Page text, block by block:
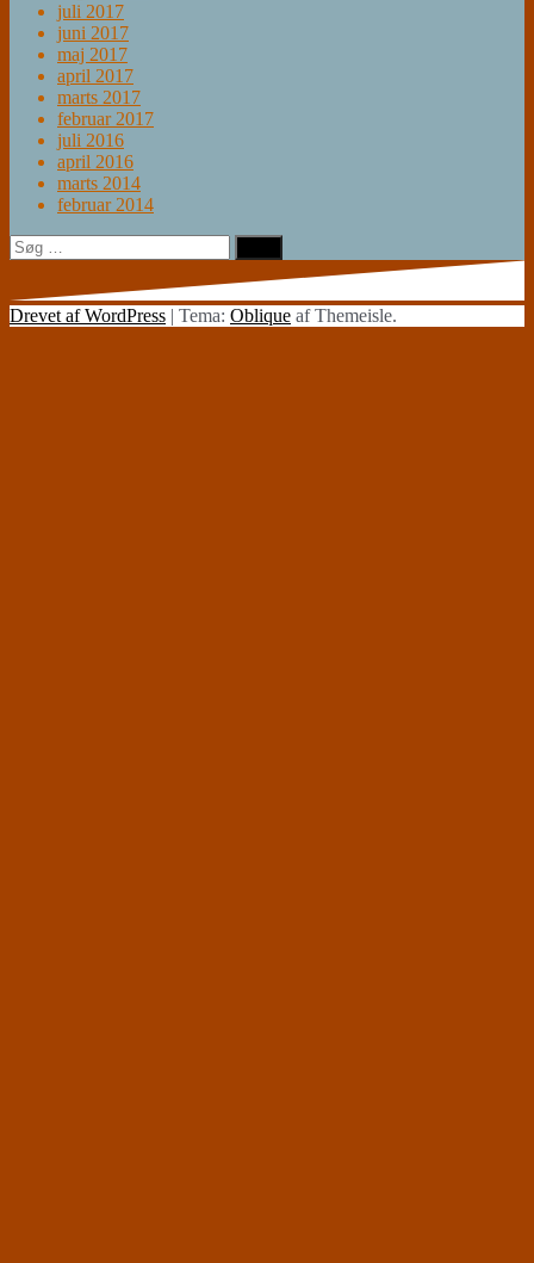
juli 2017
juni 2017
maj 2017
april 2017
marts 2017
februar 2017
juli 2016
april 2016
marts 2014
februar 2014
Søg
efter:
Drevet af WordPress | Tema: Oblique af Themeisle.